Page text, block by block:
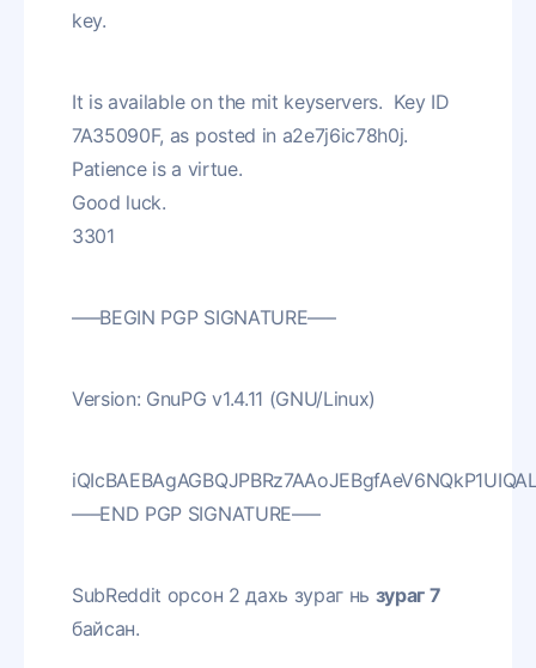
key.
It is available on the mit keyservers. Key ID
7A35090F, as posted in a2e7j6ic78h0j.
Patience is a virtue.
Good luck.
3301
—–BEGIN PGP SIGNATURE—–
Version: GnuPG v1.4.11 (GNU/Linux)
—–END PGP SIGNATURE—–
SubReddit орсон 2 дахь зураг нь зураг 7
байсан.